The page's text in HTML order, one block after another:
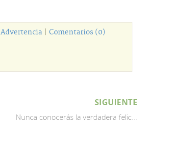
Advertencia Comentarios (0)
SIGUIENTE
Nunca conocerás la verdadera felic...